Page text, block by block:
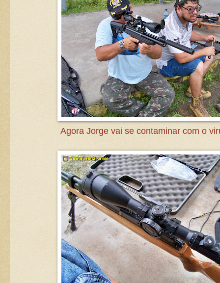
Agora Jorge vai se contaminar com o